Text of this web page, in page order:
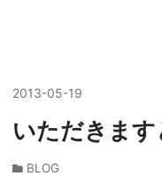
2013-05-19
いただきま
BLOG